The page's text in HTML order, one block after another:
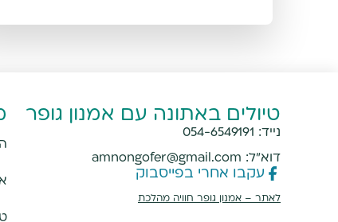
טיולים באתונה עם אמנון גופר
נייד: 054-6549191
דוא"ל: amnongofer@gmail.com
עקבו אחרי בפייסבוק
לאתר – אמנון גופר חוויה מהלכת
מעוניינים להזמין סיור באתונה? שלחו הודעה
ואשמח לעזור